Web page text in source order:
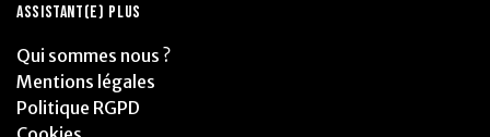
ASSISTANT(E) PLUS
Qui sommes nous ?
Mentions légales
Politique RGPD